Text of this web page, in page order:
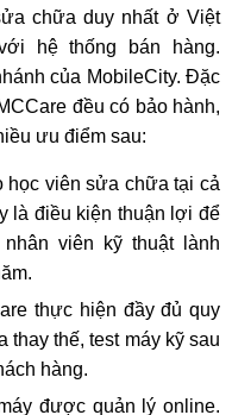
chữa duy nhất ở Việt
hệ thống bán hàng.
của MobileCity. Đặc
đều có bảo hành,
ưu điểm sau:
học viên sửa chữa tại cả
là điều kiện thuận lợi để
viên kỹ thuật lành
thực hiện đầy đủ quy
thay thế, test máy kỹ sau
hàng.
được quản lý online.